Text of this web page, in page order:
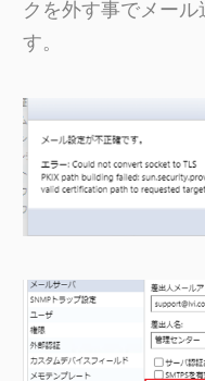
クを外す事でメー
す。